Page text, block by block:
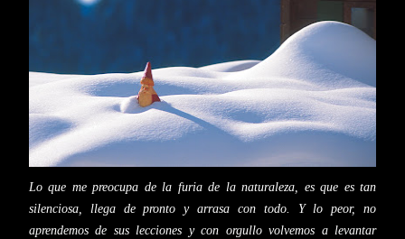
Lo que me preocupa de la furia de la naturaleza, es que es tan
silenciosa, llega de pronto y arrasa con todo. Y lo peor, no
aprendemos de sus lecciones y con orgullo volvemos a levantar